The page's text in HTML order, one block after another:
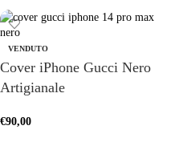
VENDUTO
Cover iPhone Gucci Nero
Artigianale
€90,00